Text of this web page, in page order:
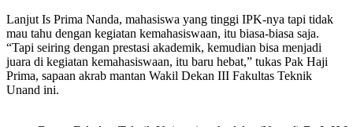
Lanjut Is Prima Nanda, mahasiswa yang tinggi IPK-nya tapi tidak
mau tahu dengan kegiatan kemahasiswaan, itu biasa-biasa saja.
“Tapi seiring dengan prestasi akademik, kemudian bisa menjadi
juara di kegiatan kemahasiswaan, itu baru hebat,” tukas Pak Haji
Prima, sapaan akrab mantan Wakil Dekan III Fakultas Teknik
Unand ini.